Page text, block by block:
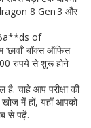
8 Gen 3 और
of
बॉक्स ऑफिस
रुपये से शुरू होने
चाहे आप परीक्षा की
में हों, यहाँ आपको
से पढ़ें.